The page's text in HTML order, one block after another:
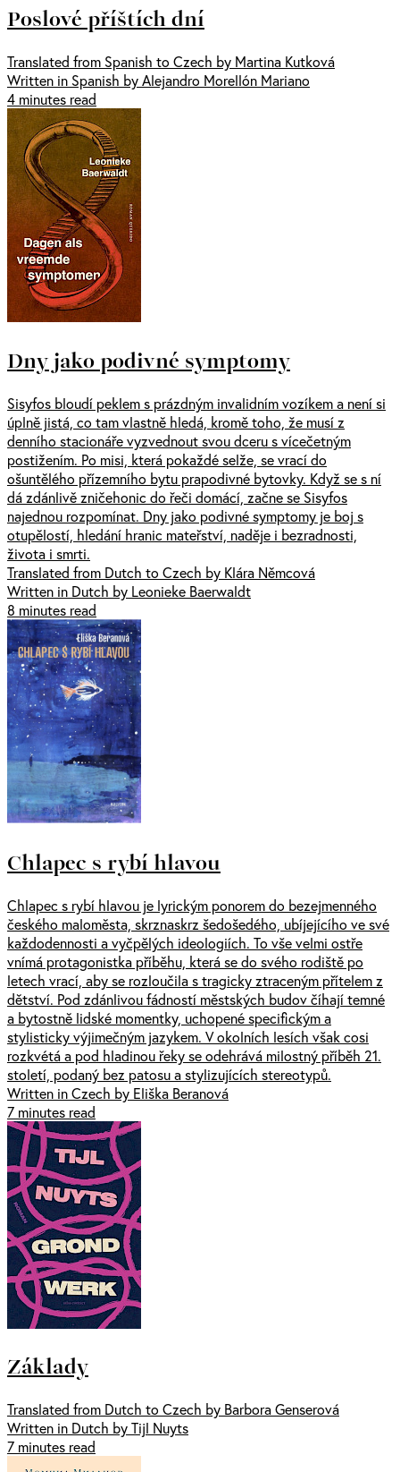
Poslové příštích dní
Translated from Spanish to Czech by Martina Kutková
Written in Spanish by Alejandro Morellón Mariano
4 minutes read
Dny jako podivné symptomy
Sisyfos bloudí peklem s prázdným invalidním vozíkem a není si
úplně jistá, co tam vlastně hledá, kromě toho, že musí z
denního stacionáře vyzvednout svou dceru s vícečetným
postižením. Po misi, která pokaždé selže, se vrací do
ošuntělého přízemního bytu prapodivné bytovky. Když se s ní
dá zdánlivě zničehonic do řeči domácí, začne se Sisyfos
najednou rozpomínat. Dny jako podivné symptomy je boj s
otupělostí, hledání hranic mateřství, naděje i bezradnosti,
života i smrti.
Translated from Dutch to Czech by Klára Němcová
Written in Dutch by Leonieke Baerwaldt
8 minutes read
Chlapec s rybí hlavou
Chlapec s rybí hlavou je lyrickým ponorem do bezejmenného
českého maloměsta, skrznaskrz šedošedého, ubíjejícího ve své
každodennosti a vyčpělých ideologiích. To vše velmi ostře
vnímá protagonistka příběhu, která se do svého rodiště po
letech vrací, aby se rozloučila s tragicky ztraceným přítelem z
dětství. Pod zdánlivou fádností městských budov číhají temné
a bytostně lidské momentky, uchopené specifickým a
stylisticky výjimečným jazykem. V okolních lesích však cosi
rozkvétá a pod hladinou řeky se odehrává milostný příběh 21.
století, podaný bez patosu a stylizujících stereotypů.
Written in Czech by Eliška Beranová
7 minutes read
Základy
Translated from Dutch to Czech by Barbora Genserová
Written in Dutch by Tijl Nuyts
7 minutes read